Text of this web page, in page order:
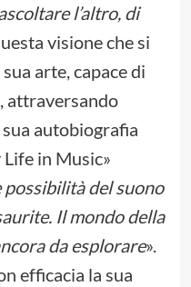
l’altro, di
visione che si
arte, capace di
attraversando
autobiografia
in Music»
possibilità del suono
Il mondo della
da esplorare».
efficacia la sua